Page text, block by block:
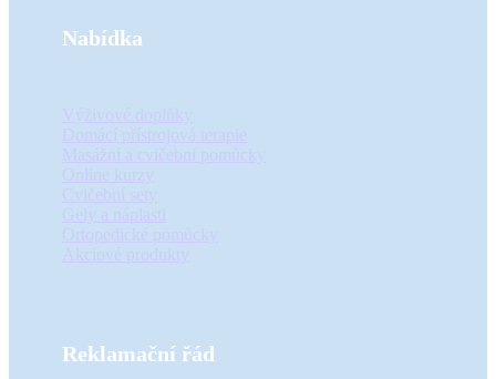
Nabídka
Reklamační řád